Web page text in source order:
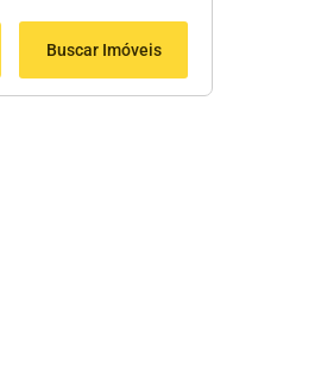
Buscar Imóveis